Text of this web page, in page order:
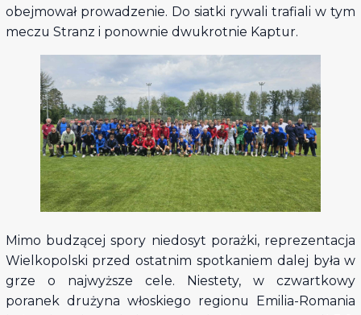
obejmował prowadzenie. Do siatki rywali trafiali w tym
meczu Stranz i ponownie dwukrotnie Kaptur.
Mimo budzącej spory niedosyt porażki, reprezentacja
Wielkopolski przed ostatnim spotkaniem dalej była w
grze o najwyższe cele. Niestety, w czwartkowy
poranek drużyna włoskiego regionu Emilia-Romania